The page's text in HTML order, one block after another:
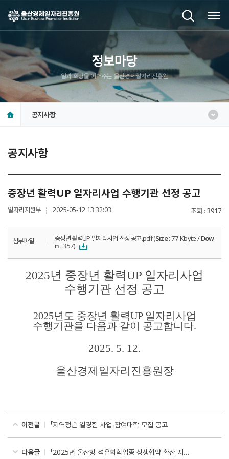
정보마당
일과 희망을 이어주는 울산경제일자리진흥원
공지사항
공지사항
중장년 활력UP 일자리사업 수행기관 선정 공고
조회 3917
일자리지원부 2025-05-12 13:32:03
첨부파일 중장년 활력UP 일자리사업 선정 공고.pdf (Size: 77 Kbyte /Dow
n : 357)
2025년 중장년 활력UP 일자리사업
수행기관 선정 공고
2025년도 중장년 활력UP 일자리사업
수행기관을 다음과 같이 공고합니다.
2025. 5. 12.
울산경제일자리진흥원장
이전글 「지역청년 일경험 사업」참여대학 모집 공고
다음글 「2025년 울산형 석유화학업종 상생협약 확산 지원사업」석유화학업종 복지+ 지원사업 추가모집